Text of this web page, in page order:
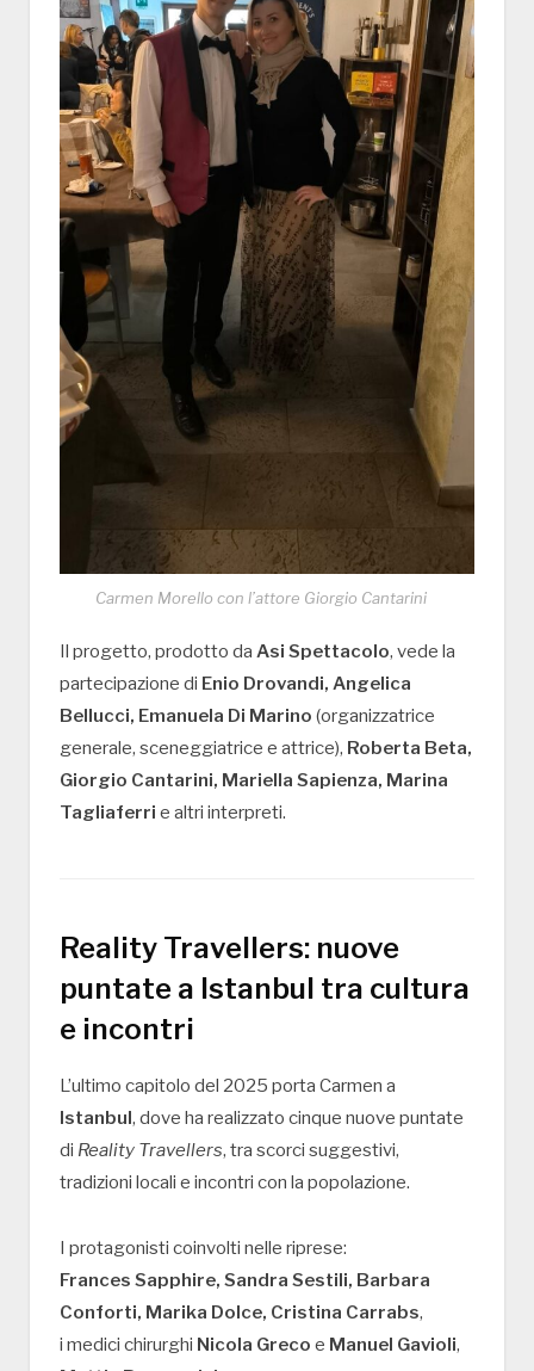
Carmen Morello con l’attore Giorgio Cantarini
Il progetto, prodotto da Asi Spettacolo, vede la
partecipazione di Enio Drovandi, Angelica
Bellucci, Emanuela Di Marino (organizzatrice
generale, sceneggiatrice e attrice), Roberta Beta,
Giorgio Cantarini, Mariella Sapienza, Marina
Tagliaferri e altri interpreti.
Reality Travellers: nuove
puntate a Istanbul tra cultura
e incontri
L’ultimo capitolo del 2025 porta Carmen a
Istanbul, dove ha realizzato cinque nuove puntate
di Reality Travellers, tra scorci suggestivi,
tradizioni locali e incontri con la popolazione.
I protagonisti coinvolti nelle riprese:
Frances Sapphire, Sandra Sestili, Barbara
Conforti, Marika Dolce, Cristina Carrabs,
i medici chirurghi Nicola Greco e Manuel Gavioli,